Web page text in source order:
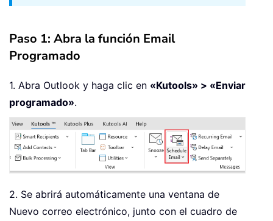
Paso 1: Abra la función Email
Programado
1. Abra Outlook y haga clic en «Kutools» > «Enviar
programado».
2. Se abrirá automáticamente una ventana de
Nuevo correo electrónico, junto con el cuadro de